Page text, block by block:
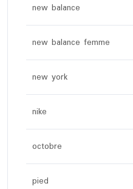
new balance
new balance femme
new york
nike
octobre
pied